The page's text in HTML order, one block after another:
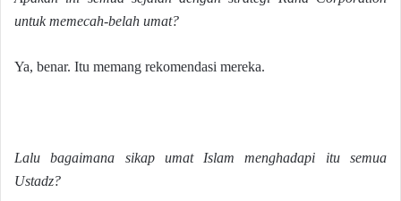
untuk memecah-belah umat?
Ya, benar. Itu memang rekomendasi mereka.
Lalu bagaimana sikap umat Islam menghadapi itu semua
Ustadz?